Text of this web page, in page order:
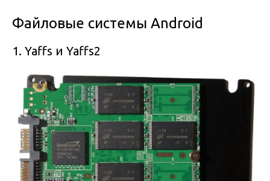
Файловые системы Android
1. Yaffs и Yaffs2